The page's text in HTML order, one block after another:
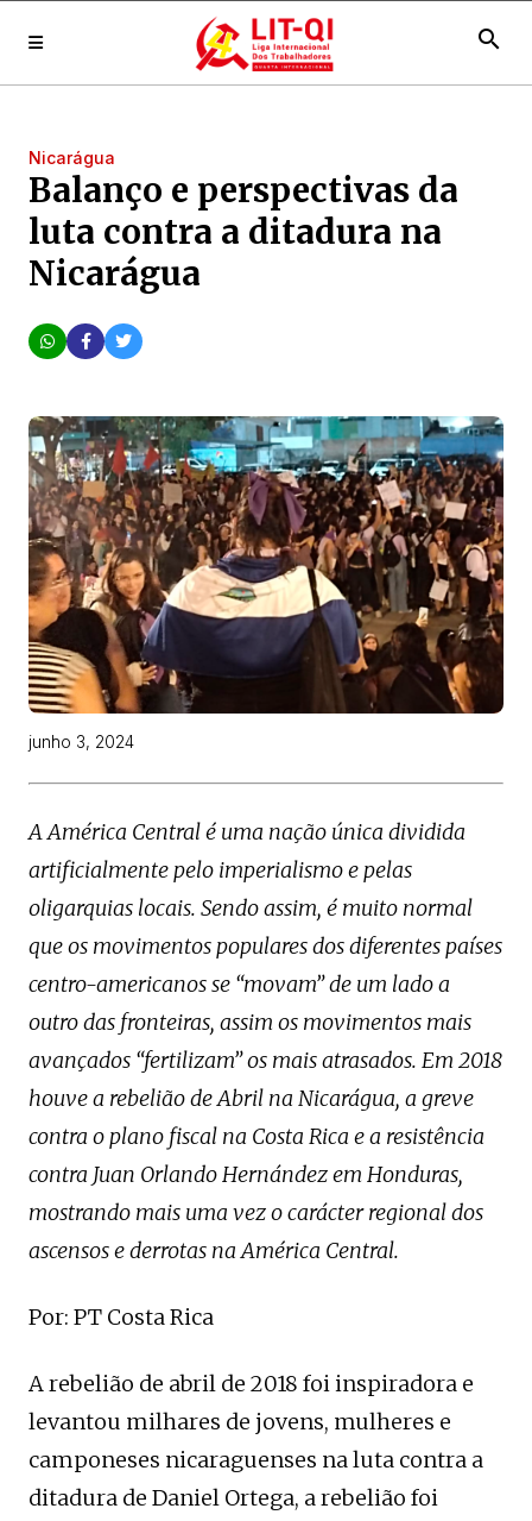
search
Nicarágua
Balanço e perspectivas da
luta contra a ditadura na
Nicarágua
junho 3, 2024
A América Central é uma nação única dividida
artificialmente pelo imperialismo e pelas
oligarquias locais. Sendo assim, é muito normal
que os movimentos populares dos diferentes países
centro-americanos se “movam” de um lado a
outro das fronteiras, assim os movimentos mais
avançados “fertilizam” os mais atrasados. Em 2018
houve a rebelião de Abril na Nicarágua, a greve
contra o plano fiscal na Costa Rica e a resistência
contra Juan Orlando Hernández em Honduras,
mostrando mais uma vez o carácter regional dos
ascensos e derrotas na América Central.
Por: PT Costa Rica
A rebelião de abril de 2018 foi inspiradora e
levantou milhares de jovens, mulheres e
camponeses nicaraguenses na luta contra a
ditadura de Daniel Ortega, a rebelião foi